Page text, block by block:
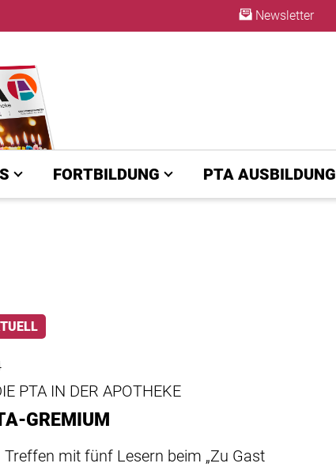
Newsletter
FORTBILDUNG PTA AUSBILDUNG
PTA IN DER APOTHEKE
GREMIUM
mit fünf Lesern beim „Zu Gast